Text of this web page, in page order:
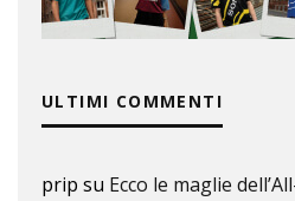
ULTIMI COMMENTI
prip su Ecco le maglie